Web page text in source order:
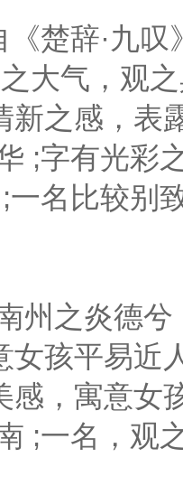
《楚辞·九
大气，观
新之感，表
;字有光彩
一名比较别
州之炎德
女孩平易近
感，寓意女
;一名，观